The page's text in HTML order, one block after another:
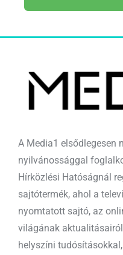
A Media1 elsődlegesen
nyilvánossággal
Hírközlési Hatóságnál
sajtótermék, ahol a
nyomtatott sajtó, az
világának
helyszíni